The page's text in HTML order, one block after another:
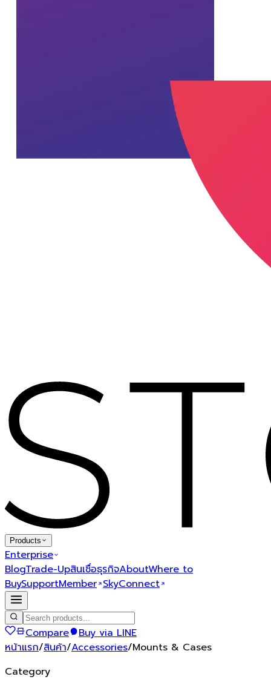
Products
Enterprise
BlogTrade-Upสินเชื่อธุรกิจAboutWhere to
BuySupportMember SkyConnect
Compare
Buy via LINE
หน้าแรก/สินค้า/Accessories/Mounts & Cases
Category